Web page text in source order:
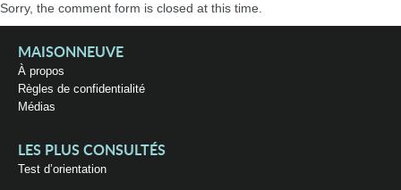
Sorry, the comment form is closed at this time.
MAISONNEUVE
À propos
Règles de confidentialité
Médias
LES PLUS CONSULTÉS
Test d’orientation